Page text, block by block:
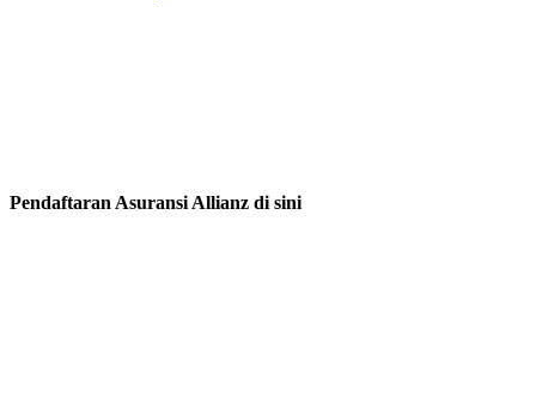
Pendaftaran Asuransi Allianz di sini